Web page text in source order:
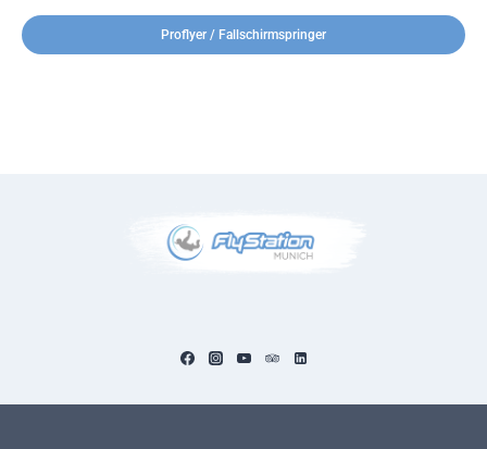
Proflyer / Fallschirmspringer